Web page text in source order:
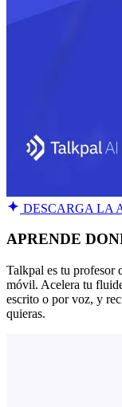
DESCARGA LA
APRENDE
Talkpal es tu profesor
móvil. Acelera tu
escrito o por voz, y
quieras.